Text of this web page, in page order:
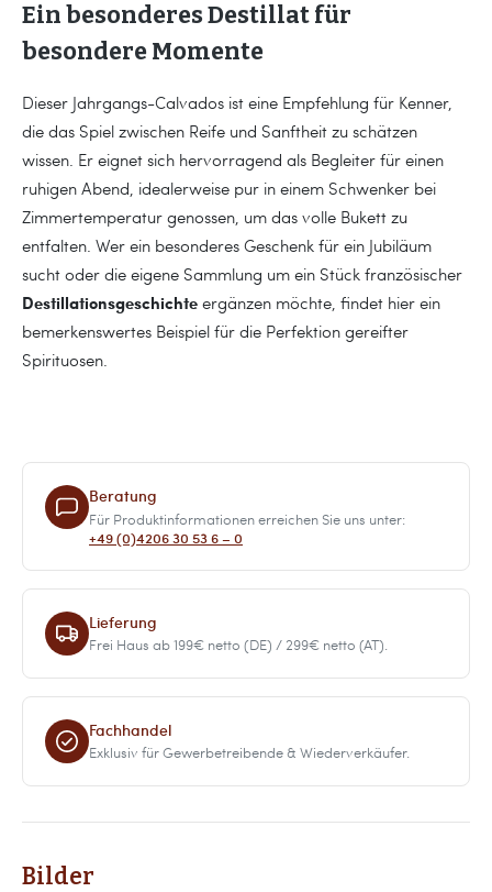
Ein besonderes Destillat für
besondere Momente
Dieser Jahrgangs-Calvados ist eine Empfehlung für Kenner,
die das Spiel zwischen Reife und Sanftheit zu schätzen
wissen. Er eignet sich hervorragend als Begleiter für einen
ruhigen Abend, idealerweise pur in einem Schwenker bei
Zimmertemperatur genossen, um das volle Bukett zu
entfalten. Wer ein besonderes Geschenk für ein Jubiläum
sucht oder die eigene Sammlung um ein Stück französischer
Destillationsgeschichte ergänzen möchte, findet hier ein
bemerkenswertes Beispiel für die Perfektion gereifter
Spirituosen.
Beratung
Für Produktinformationen erreichen Sie uns unter:
+49 (0)4206 30 53 6 – 0
Lieferung
Frei Haus ab 199€ netto (DE) / 299€ netto (AT).
Fachhandel
Exklusiv für Gewerbetreibende & Wiederverkäufer.
Bilder